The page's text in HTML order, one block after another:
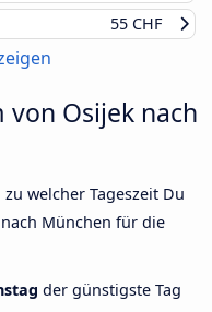
55 CHF
Osijek nach
welcher Tageszeit Du
München für die
der günstigste Tag